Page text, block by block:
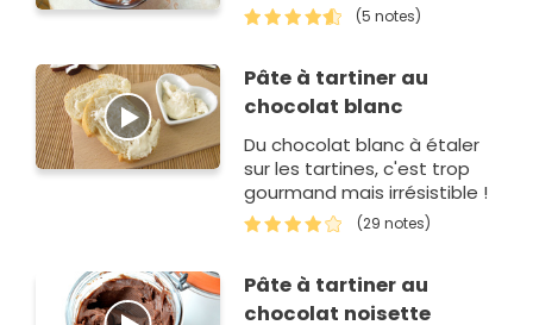
(5 notes)
Pâte à tartiner au
chocolat blanc
Du chocolat blanc à étaler
sur les tartines, c'est trop
gourmand mais irrésistible !
(29 notes)
Pâte à tartiner au
chocolat noisette